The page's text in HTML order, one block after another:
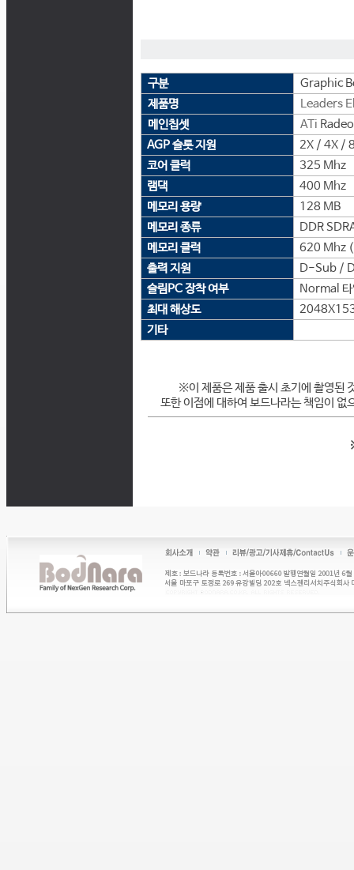
구분
Graphic
제품명
Leaders
메인칩셋
ATi
AGP 슬롯 지원
2X / 4X /
코어 클럭
325 Mhz
램댁
400 Mhz
메모리 용량
128 MB
메모리 종류
DDR
메모리 클럭
620 Mhz
출력 지원
D-Sub /
슬림PC 장착 여부
Normal 타
최대 해상도
기타
※이 제품은 제품 출시 초기에 촬영된
또한 이점에 대하여 보드나라는 책임이 없